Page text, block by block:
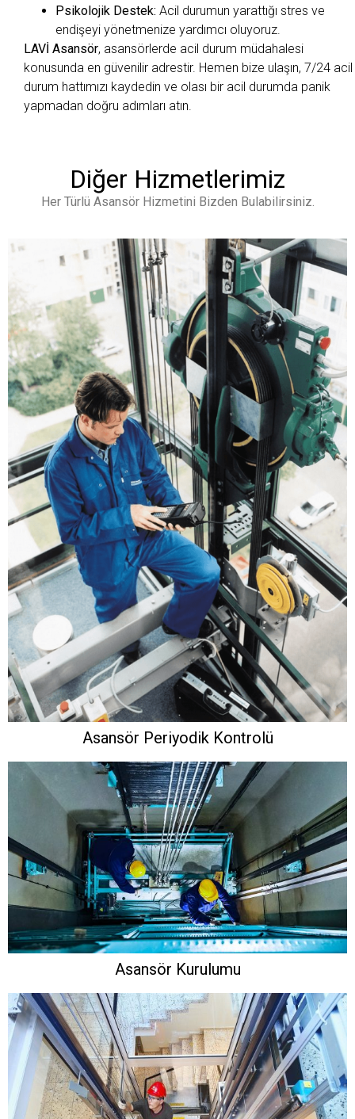
Psikolojik Destek: Acil durumun yarattığı stres ve
endişeyi yönetmenize yardımcı oluyoruz.
LAVİ Asansör, asansörlerde acil durum müdahalesi
konusunda en güvenilir adrestir. Hemen bize ulaşın, 7/24 acil
durum hattımızı kaydedin ve olası bir acil durumda panik
yapmadan doğru adımları atın.
Diğer Hizmetlerimiz
Her Türlü Asansör Hizmetini Bizden Bulabilirsiniz.
Asansör Periyodik Kontrolü
Asansör Kurulumu